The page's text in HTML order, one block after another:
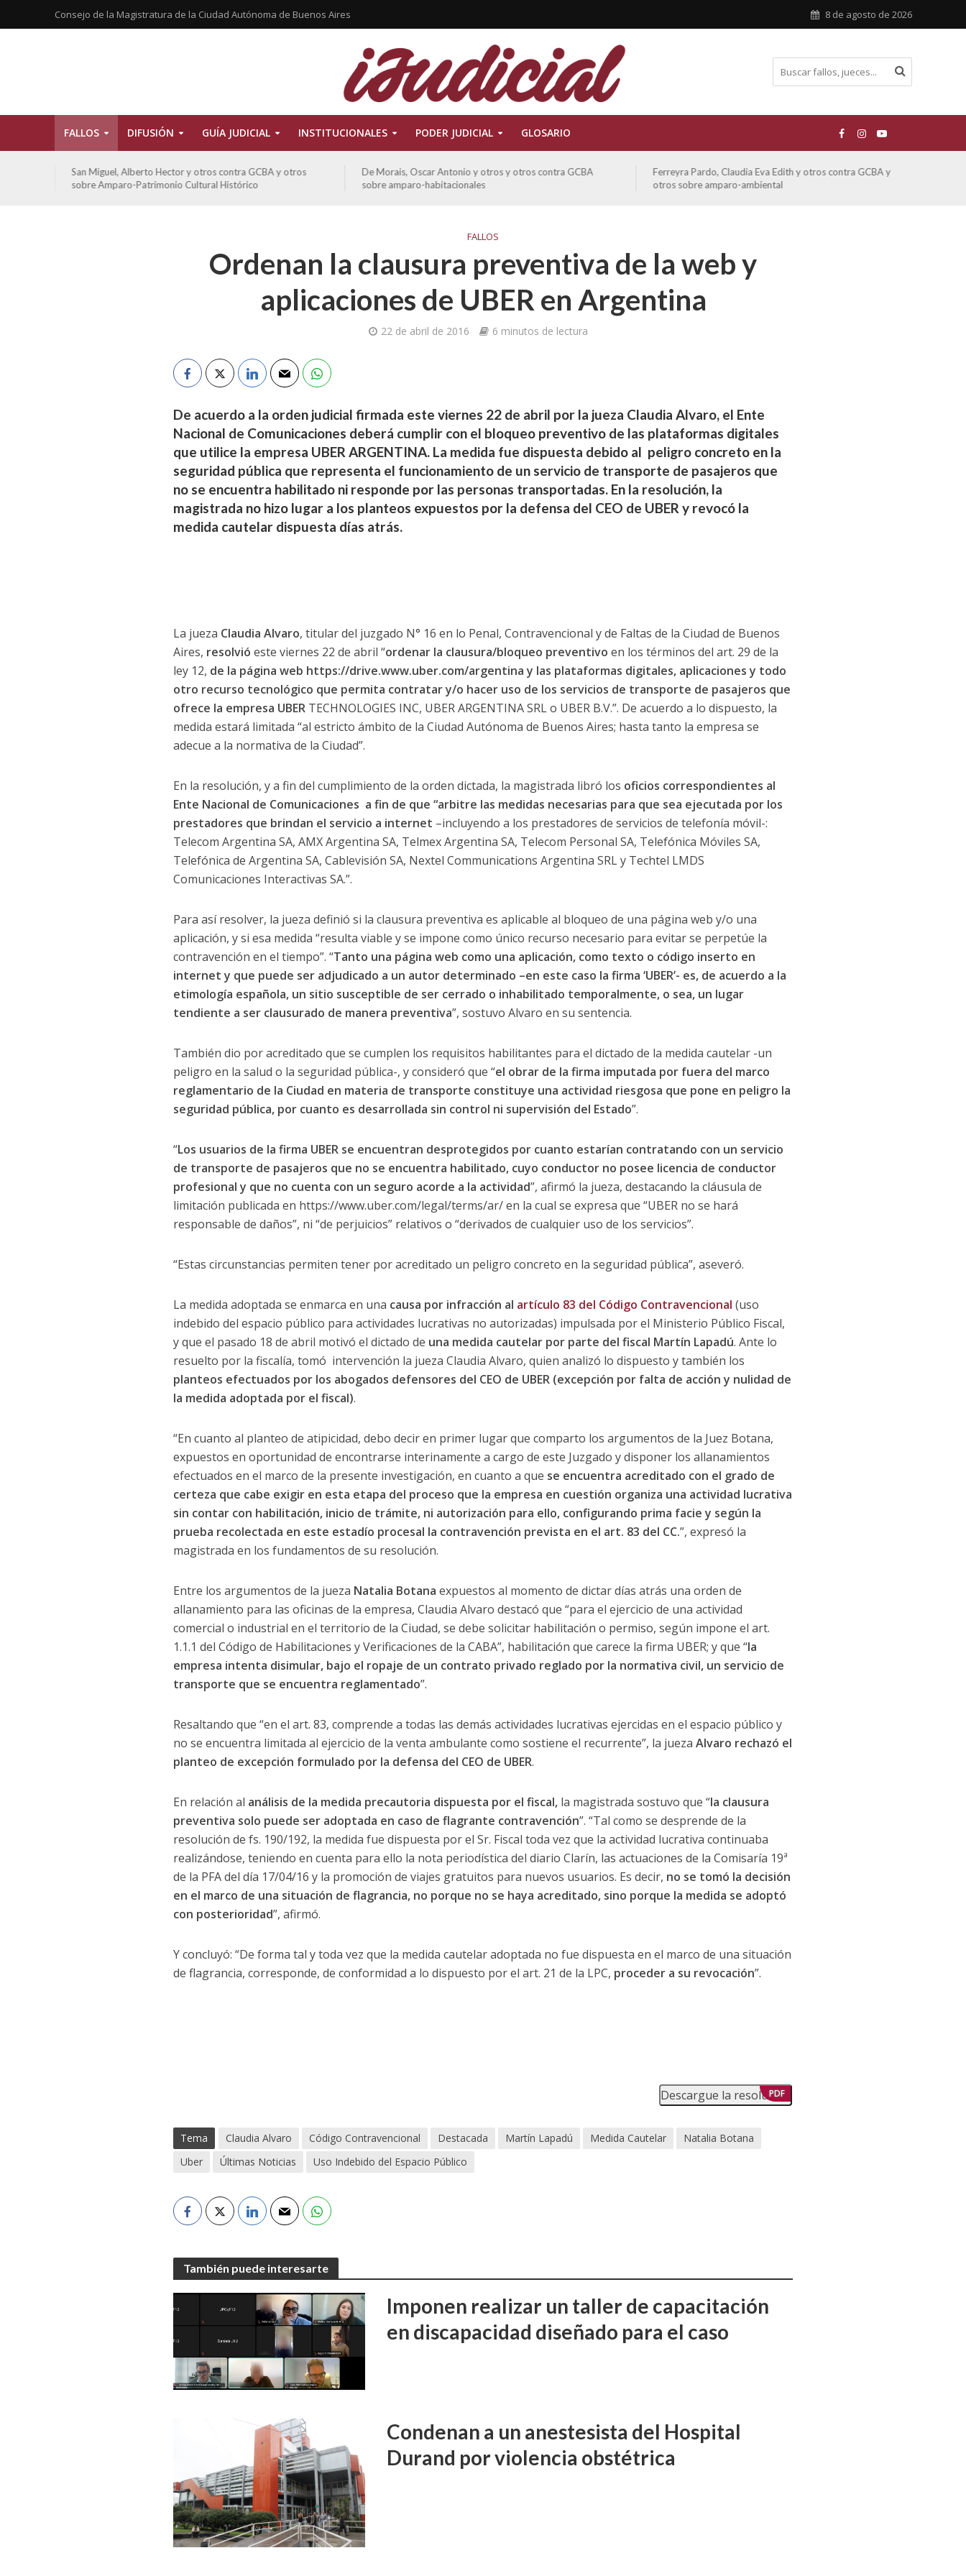
Consejo de la Magistratura de la Ciudad Autónoma de Buenos Aires 8 de agosto de 2026
FALLOS DIFUSIÓN GUÍA JUDICIAL INSTITUCIONALES PODER JUDICIAL GLOSARIO
San Miguel, Alberto Hector y otros contra GCBA y otros
sobre Amparo-Patrimonio Cultural Histórico
De Morais, Oscar Antonio y otros y otros contra GCBA
sobre amparo-habitacionales
Ferreyra Pardo, Claudia Eva Edith y otros contra GCBA y
otros sobre amparo-ambiental
FALLOS
Ordenan la clausura preventiva de la web y
aplicaciones de UBER en Argentina
22 de abril de 2016 6 minutos de lectura
De acuerdo a la orden judicial firmada este viernes 22 de abril por la jueza Claudia Alvaro, el Ente
Nacional de Comunicaciones deberá cumplir con el bloqueo preventivo de las plataformas digitales
que utilice la empresa UBER ARGENTINA. La medida fue dispuesta debido al peligro concreto en la
seguridad pública que representa el funcionamiento de un servicio de transporte de pasajeros que
no se encuentra habilitado ni responde por las personas transportadas. En la resolución, la
magistrada no hizo lugar a los planteos expuestos por la defensa del CEO de UBER y revocó la
medida cautelar dispuesta días atrás.
La jueza Claudia Alvaro, titular del juzgado N° 16 en lo Penal, Contravencional y de Faltas de la Ciudad de Buenos
Aires, resolvió este viernes 22 de abril “ordenar la clausura/bloqueo preventivo en los términos del art. 29 de la
ley 12, de la página web https://drive.www.uber.com/argentina y las plataformas digitales, aplicaciones y todo
otro recurso tecnológico que permita contratar y/o hacer uso de los servicios de transporte de pasajeros que
ofrece la empresa UBERTECHNOLOGIES INC, UBER ARGENTINA SRL o UBER B.V.”. De acuerdo a lo dispuesto, la
medida estará limitada “al estricto ámbito de la Ciudad Autónoma de Buenos Aires; hasta tanto la empresa se
adecue a la normativa de la Ciudad”.
En la resolución, y a fin del cumplimiento de la orden dictada, la magistrada libró los oficios correspondientes al
Ente Nacional de Comunicaciones a fin de que “arbitre las medidas necesarias para que sea ejecutada por los
prestadores que brindan el servicio a internet –incluyendo a los prestadores de servicios de telefonía móvil-:
Telecom Argentina SA, AMX Argentina SA, Telmex Argentina SA, Telecom Personal SA, Telefónica Móviles SA,
Telefónica de Argentina SA, Cablevisión SA, Nextel Communications Argentina SRL y Techtel LMDS
Comunicaciones Interactivas SA.”.
Para así resolver, la jueza definió si la clausura preventiva es aplicable al bloqueo de una página web y/o una
aplicación, y si esa medida “resulta viable y se impone como único recurso necesario para evitar se perpetúe la
contravención en el tiempo”. “Tanto una página web como una aplicación, como texto o código inserto en
internet y que puede ser adjudicado a un autor determinado –en este caso la firma ‘UBER’- es, de acuerdo a la
etimología española, un sitio susceptible de ser cerrado o inhabilitado temporalmente, o sea, un lugar
tendiente a ser clausurado de manera preventiva”, sostuvo Alvaro en su sentencia.
También dio por acreditado que se cumplen los requisitos habilitantes para el dictado de la medida cautelar -un
peligro en la salud o la seguridad pública-, y consideró que “el obrar de la firma imputada por fuera del marco
reglamentario de la Ciudad en materia de transporte constituye una actividad riesgosa que pone en peligro la
seguridad pública, por cuanto es desarrollada sin control ni supervisión del Estado”.
“Los usuarios de la firma UBER se encuentran desprotegidos por cuanto estarían contratando con un servicio
de transporte de pasajeros que no se encuentra habilitado, cuyo conductor no posee licencia de conductor
profesional y que no cuenta con un seguro acorde a la actividad”, afirmó la jueza, destacando la cláusula de
limitación publicada en https://www.uber.com/legal/terms/ar/ en la cual se expresa que “UBER no se hará
responsable de daños”, ni “de perjuicios” relativos o “derivados de cualquier uso de los servicios”.
“Estas circunstancias permiten tener por acreditado un peligro concreto en la seguridad pública”, aseveró.
La medida adoptada se enmarca en una causa por infracción al artículo 83 del Código Contravencional (uso
indebido del espacio público para actividades lucrativas no autorizadas) impulsada por el Ministerio Público Fiscal,
y que el pasado 18 de abril motivó el dictado de una medida cautelar por parte del fiscal Martín Lapadú. Ante lo
resuelto por la fiscalía, tomó intervención la jueza Claudia Alvaro, quien analizó lo dispuesto y también los
planteos efectuados por los abogados defensores del CEO de UBER (excepción por falta de acción y nulidad de
la medida adoptada por el fiscal).
“En cuanto al planteo de atipicidad, debo decir en primer lugar que comparto los argumentos de la Juez Botana,
expuestos en oportunidad de encontrarse interinamente a cargo de este Juzgado y disponer los allanamientos
efectuados en el marco de la presente investigación, en cuanto a que se encuentra acreditado con el grado de
certeza que cabe exigir en esta etapa del proceso que la empresa en cuestión organiza una actividad lucrativa
sin contar con habilitación, inicio de trámite, ni autorización para ello, configurando prima facie y según la
prueba recolectada en este estadío procesal la contravención prevista en el art. 83 del CC.”, expresó la
magistrada en los fundamentos de su resolución.
Entre los argumentos de la jueza Natalia Botana expuestos al momento de dictar días atrás una orden de
allanamiento para las oficinas de la empresa, Claudia Alvaro destacó que “para el ejercicio de una actividad
comercial o industrial en el territorio de la Ciudad, se debe solicitar habilitación o permiso, según impone el art.
1.1.1 del Código de Habilitaciones y Verificaciones de la CABA”, habilitación que carece la firma UBER; y que “la
empresa intenta disimular, bajo el ropaje de un contrato privado reglado por la normativa civil, un servicio de
transporte que se encuentra reglamentado”.
Resaltando que “en el art. 83, comprende a todas las demás actividades lucrativas ejercidas en el espacio público y
no se encuentra limitada al ejercicio de la venta ambulante como sostiene el recurrente”, la jueza Alvaro rechazó el
planteo de excepción formulado por la defensa del CEO de UBER.
En relación al análisis de la medida precautoria dispuesta por el fiscal,la magistrada sostuvo que “la clausura
preventiva solo puede ser adoptada en caso de flagrante contravención”. “Tal como se desprende de la
resolución de fs. 190/192, la medida fue dispuesta por el Sr. Fiscal toda vez que la actividad lucrativa continuaba
realizándose, teniendo en cuenta para ello la nota periodística del diario Clarín, las actuaciones de la Comisaría 19ª
de la PFA del día 17/04/16 y la promoción de viajes gratuitos para nuevos usuarios. Es decir, no se tomó la decisión
en el marco de una situación de flagrancia, no porque no se haya acreditado, sino porque la medida se adoptó
con posterioridad”, afirmó.
Y concluyó: “De forma tal y toda vez que la medida cautelar adoptada no fue dispuesta en el marco de una situación
de flagrancia, corresponde, de conformidad a lo dispuesto por el art. 21 de la LPC, proceder a su revocación”.
Descargue la resolución
PDF
Tema Claudia Alvaro Código Contravencional Destacada Martín Lapadú Medida Cautelar
Natalia Botana
Uber
Últimas Noticias Uso Indebido del Espacio Público
También puede interesarte
Imponen realizar un taller de capacitación
en discapacidad diseñado para el caso
Condenan a un anestesista del Hospital
Durand por violencia obstétrica